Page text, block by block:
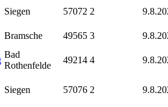
Siegen 57072 2
Bramsche 49565 3
Bad
Rothenfelde
49214 4
Siegen 57076 2